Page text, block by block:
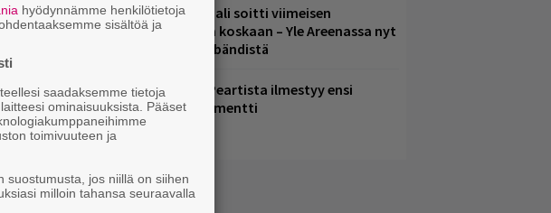
,
Eppu Normaali soitti viimeisen
konserttinsa koskaan – Yle Areenassa nyt
dokumentti bändistä
Rushin Neil Peartista ilmestyy ensi
kuussa dokumentti
hyödynnämme henkilötietoja
sisältöä ja
saadaksemme tietoja
ominaisuuksista. Pääset
toimivuuteen ja
suostumusta, jos niillä on siihen
milloin tahansa seuraavalla